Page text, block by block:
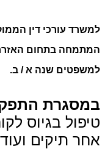
עורכי דין
בתחום האזרחי
שנה א / ב.
בגיוס
תיקים ועוד.